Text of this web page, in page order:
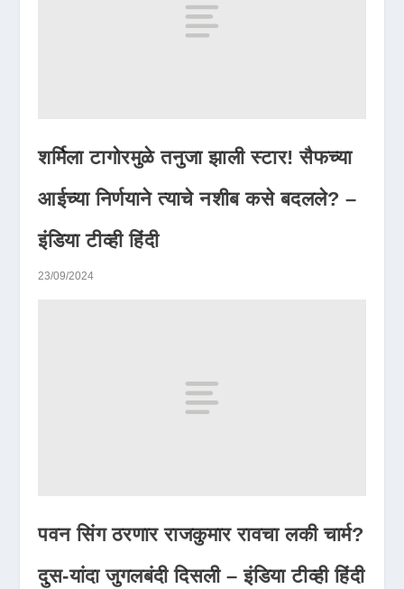
शर्मिला टागोरमुळे तनुजा झाली स्टार! सैफच्या
आईच्या निर्णयाने त्याचे नशीब कसे बदलले? –
इंडिया टीव्ही हिंदी
23/09/2024
पवन सिंग ठरणार राजकुमार रावचा लकी चार्म?
दुस-यांदा जुगलबंदी दिसली – इंडिया टीव्ही हिंदी